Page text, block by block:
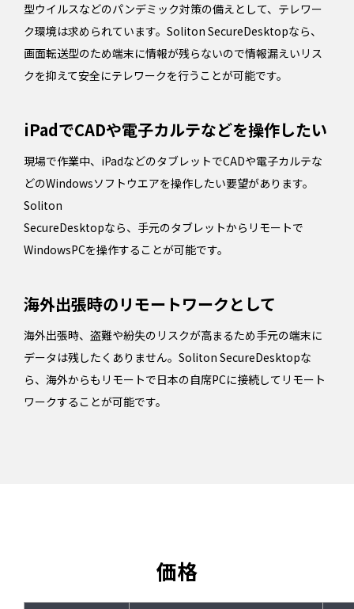
型ウイルスなどのパンデミック対策の備えとして、テレワー
ク環境は求められています。Soliton SecureDesktopなら、
画面転送型のため端末に情報が残らないので情報漏えいリス
クを抑えて安全にテレワークを行うことが可能です。
iPadでCADや電子カルテなどを操作したい
現場で作業中、iPadなどのタブレットでCADや電子カルテな
どのWindowsソフトウエアを操作したい要望があります。
Soliton
SecureDesktopなら、手元のタブレットからリモートで
WindowsPCを操作することが可能です。
海外出張時のリモートワークとして
海外出張時、盗難や紛失のリスクが高まるため手元の端末に
データは残したくありません。Soliton SecureDesktopな
ら、海外からもリモートで日本の自席PCに接続してリモート
ワークすることが可能です。
価格